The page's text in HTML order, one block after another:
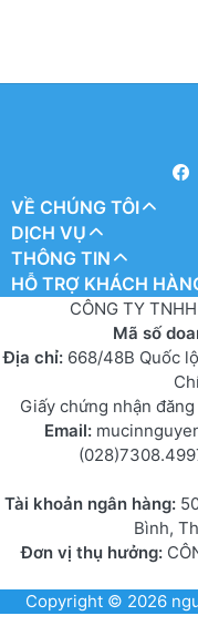
VỀ CHÚNG TÔI
DỊCH VỤ
THÔNG TIN
HỖ TRỢ KHÁCH
CÔNG TY
Mã số
Địa chỉ: 668/48B Quốc
Giấy chứng nhận
Email:
Tài khoản ngân hàng:
Bình,
Đơn vị thụ hưởng:
Copyright © 2026